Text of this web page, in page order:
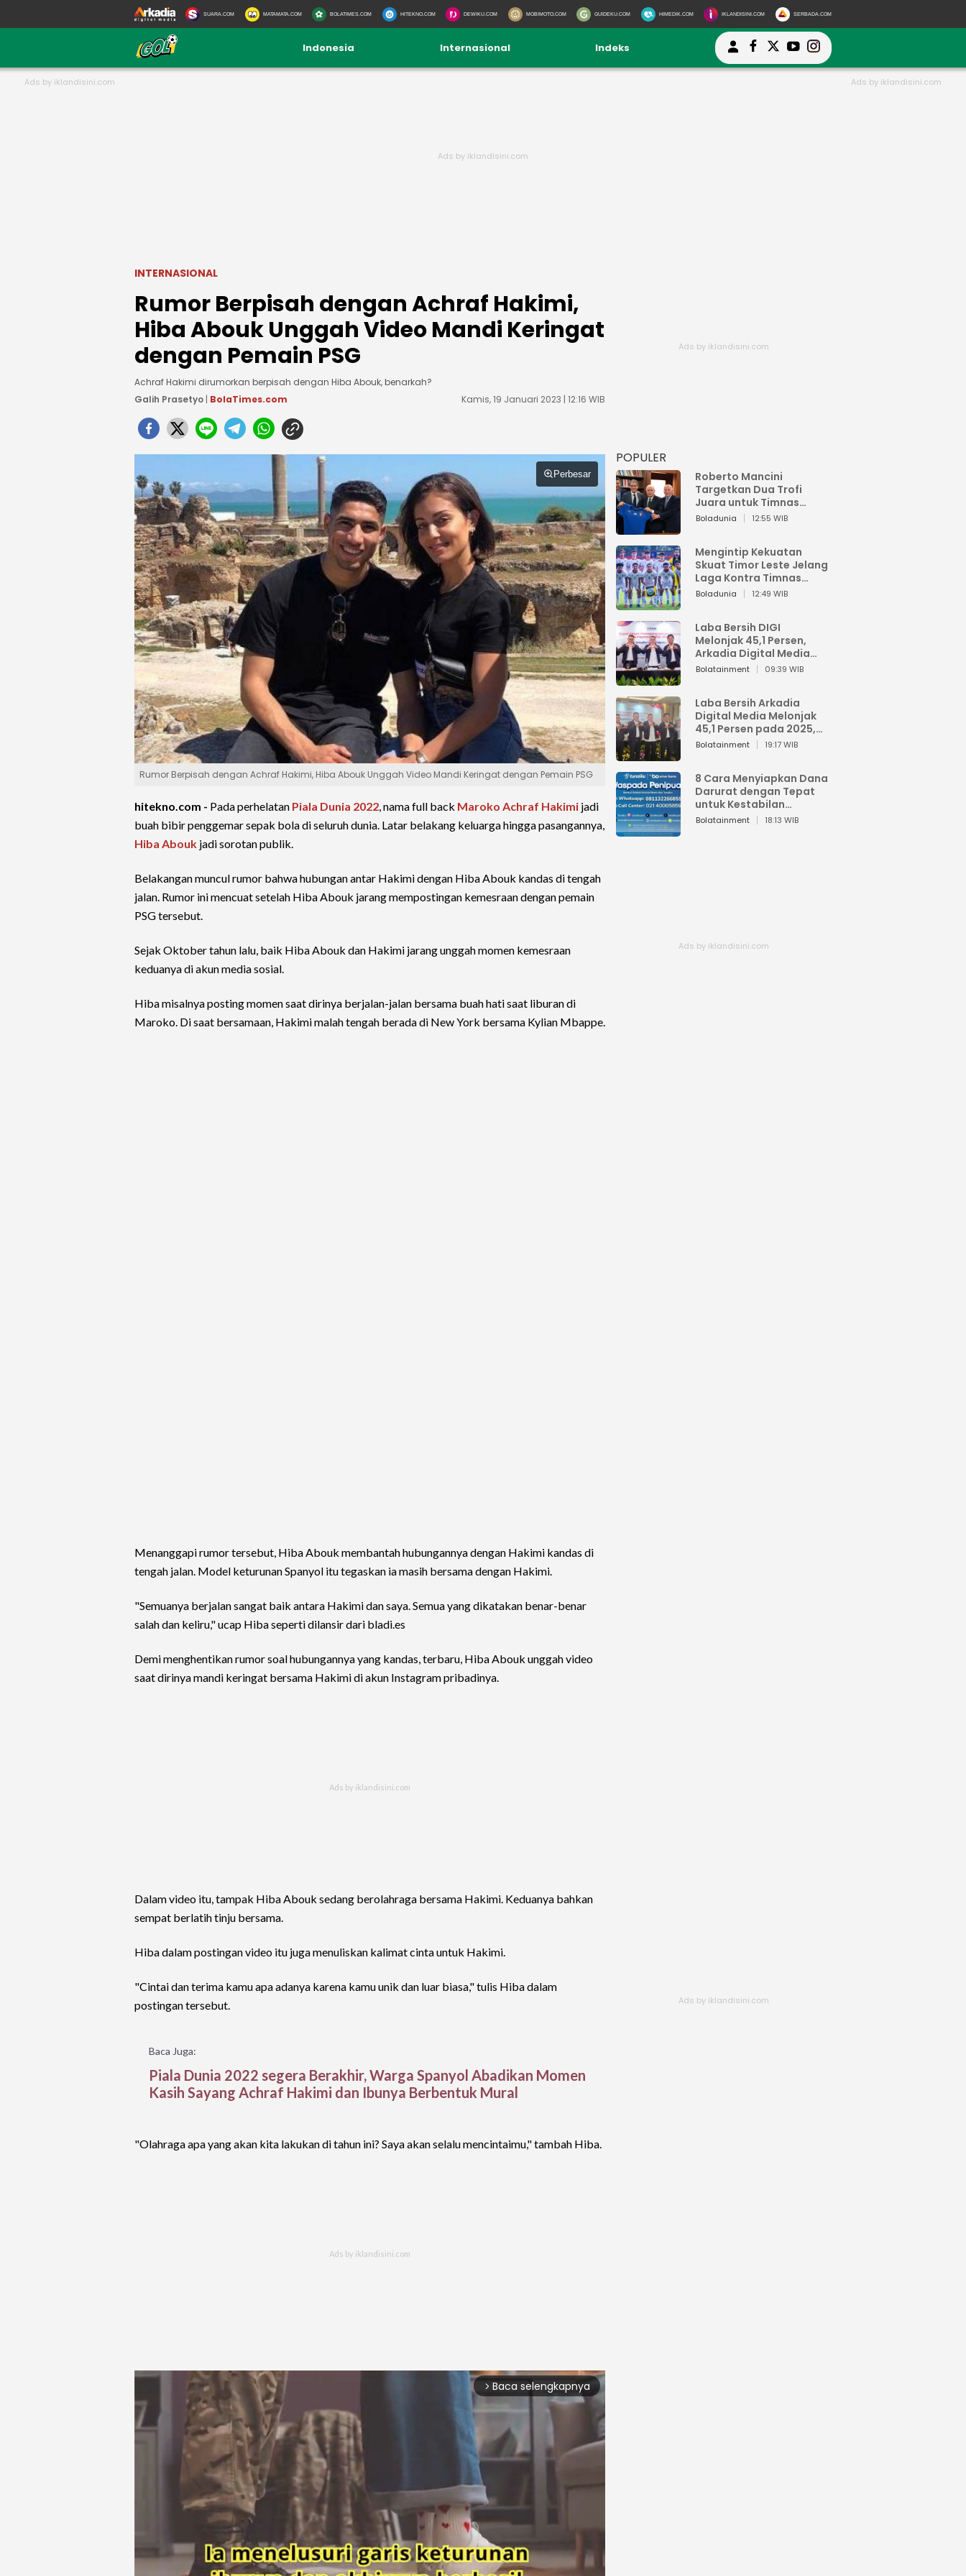
SUARA.COM MATAMATA.COM BOLATIMES.COM HITEKNO.COM DEWIKU.COM MOBIMOTO.COM GUIDEKU.COM HIMEDIK.COM IKLANDISINI.COM SERBADA.COM
Indonesia Internasional Indeks
INTERNASIONAL
Rumor Berpisah dengan Achraf Hakimi,
Hiba Abouk Unggah Video Mandi Keringat
dengan Pemain PSG
Achraf Hakimi dirumorkan berpisah dengan Hiba Abouk, benarkah?
Galih Prasetyo | BolaTimes.com Kamis, 19 Januari 2023 | 12:16 WIB
Perbesar
Rumor Berpisah dengan Achraf Hakimi, Hiba Abouk Unggah Video Mandi Keringat dengan Pemain PSG
hitekno.com - Pada perhelatan Piala Dunia 2022, nama full back Maroko Achraf Hakimi jadi
buah bibir penggemar sepak bola di seluruh dunia. Latar belakang keluarga hingga pasangannya,
Hiba Abouk jadi sorotan publik.
Belakangan muncul rumor bahwa hubungan antar Hakimi dengan Hiba Abouk kandas di tengah
jalan. Rumor ini mencuat setelah Hiba Abouk jarang mempostingan kemesraan dengan pemain
PSG tersebut.
Sejak Oktober tahun lalu, baik Hiba Abouk dan Hakimi jarang unggah momen kemesraan
keduanya di akun media sosial.
Hiba misalnya posting momen saat dirinya berjalan-jalan bersama buah hati saat liburan di
Maroko. Di saat bersamaan, Hakimi malah tengah berada di New York bersama Kylian Mbappe.
Menanggapi rumor tersebut, Hiba Abouk membantah hubungannya dengan Hakimi kandas di
tengah jalan. Model keturunan Spanyol itu tegaskan ia masih bersama dengan Hakimi.
"Semuanya berjalan sangat baik antara Hakimi dan saya. Semua yang dikatakan benar-benar
salah dan keliru," ucap Hiba seperti dilansir dari bladi.es
Demi menghentikan rumor soal hubungannya yang kandas, terbaru, Hiba Abouk unggah video
saat dirinya mandi keringat bersama Hakimi di akun Instagram pribadinya.
Dalam video itu, tampak Hiba Abouk sedang berolahraga bersama Hakimi. Keduanya bahkan
sempat berlatih tinju bersama.
Hiba dalam postingan video itu juga menuliskan kalimat cinta untuk Hakimi.
"Cintai dan terima kamu apa adanya karena kamu unik dan luar biasa," tulis Hiba dalam
postingan tersebut.
Baca Juga:
Piala Dunia 2022 segera Berakhir, Warga Spanyol Abadikan Momen
Kasih Sayang Achraf Hakimi dan Ibunya Berbentuk Mural
"Olahraga apa yang akan kita lakukan di tahun ini? Saya akan selalu mencintaimu," tambah Hiba.
arrow_forward_ios Baca selengkapnya
POPULER
Roberto Mancini
Targetkan Dua Trofi
Juara untuk Timnas
Italia
Boladunia 12:55 WIB
Mengintip Kekuatan
Skuat Timor Leste Jelang
Laga Kontra Timnas
Indonesia di Piala AFF
Boladunia 12:49 WIB
Laba Bersih DIGI
Melonjak 45,1 Persen,
Arkadia Digital Media
Perkuat Bisnis AI dan
Bolatainment 09:39 WIB
Laba Bersih Arkadia
Digital Media Melonjak
45,1 Persen pada 2025,
Sentuh Rp1,76 Miliar
Bolatainment 19:17 WIB
8 Cara Menyiapkan Dana
Darurat dengan Tepat
untuk Kestabilan
Keuangan
Bolatainment 18:13 WIB